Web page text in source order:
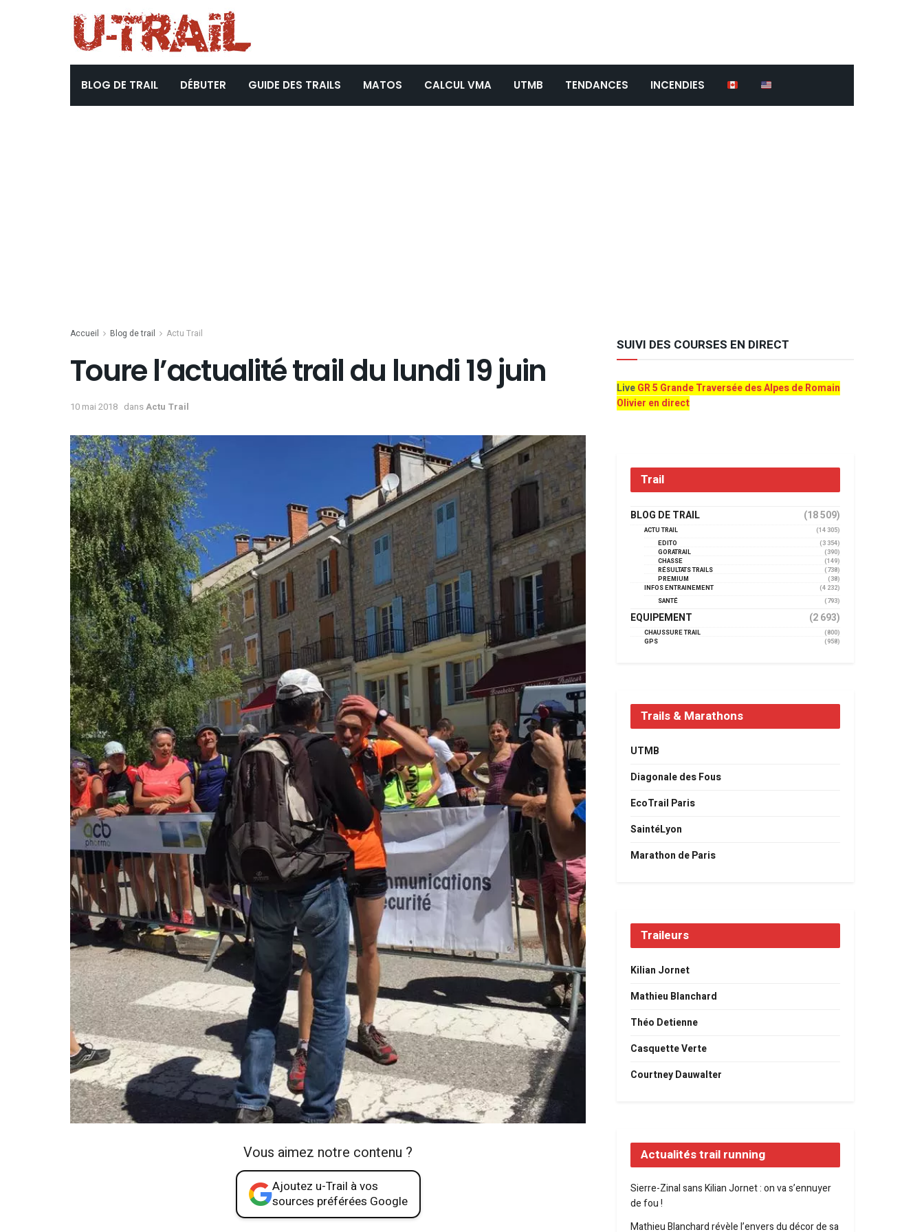
BLOG DE TRAIL DÉBUTER GUIDE DES TRAILS MATOS CALCUL VMA UTMB TENDANCES INCENDIES
Accueil Blog de trail Actu Trail
Toure l’actualité trail du lundi 19 juin
10 mai 2018 dansActu Trail
Vous aimez notre contenu ?
Ajoutez u-Trail à vos
sources préférées Google
SUIVI DES COURSES EN DIRECT
LiveGR 5 Grande Traversée des Alpes de Romain
Olivier en direct
Trail
BLOG DE TRAIL (18 509)
ACTU TRAIL
(14 305)
EDITO
(3 354)
GORATRAIL
(390)
CHASSE
(149)
RÉSULTATS TRAILS
(738)
PREMIUM
(38)
INFOS ENTRAINEMENT
(4 232)
SANTÉ
(793)
EQUIPEMENT (2 693)
CHAUSSURE TRAIL
(800)
GPS
(958)
Trails & Marathons
UTMB
Diagonale des Fous
EcoTrail Paris
SaintéLyon
Marathon de Paris
Traileurs
Kilian Jornet
Mathieu Blanchard
Théo Detienne
Casquette Verte
Courtney Dauwalter
Actualités trail running
Sierre-Zinal sans Kilian Jornet : on va s’ennuyer
de fou !
Mathieu Blanchard révèle l’envers du décor de sa